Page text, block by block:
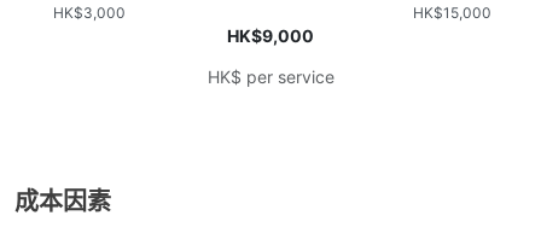
HK$3,000 HK$15,000
HK$9,000
HK$ per service
成本因素